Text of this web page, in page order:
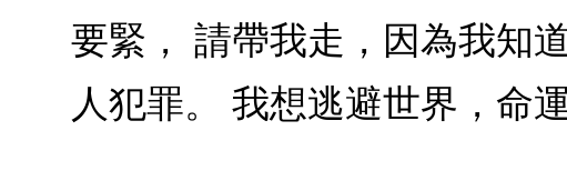
要緊， 請帶我走，因為我知
人犯罪。 我想逃避世界，命